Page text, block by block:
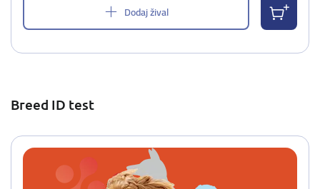
Dodaj žival
Breed ID test